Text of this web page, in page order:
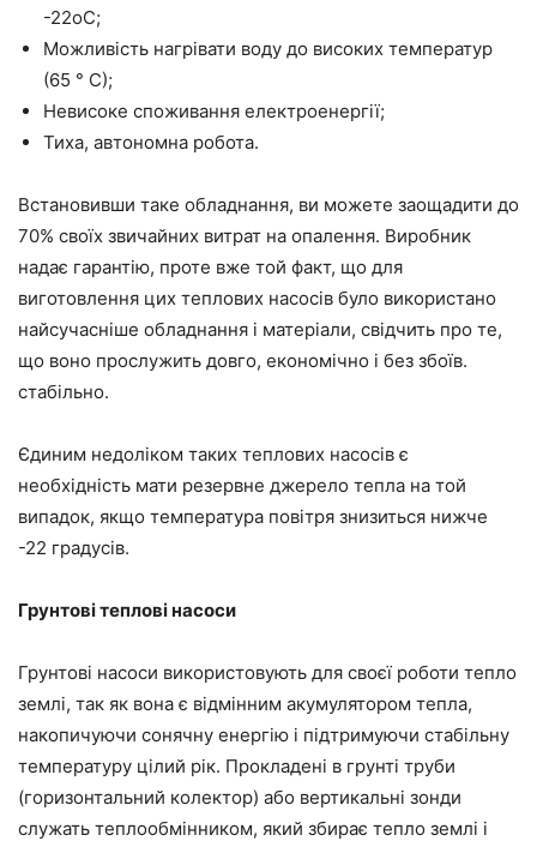
-22оС;
Можливість нагрівати воду до високих температур
(65 ° С);
Невисоке споживання електроенергії;
Тиха, автономна робота.
Встановивши таке обладнання, ви можете заощадити до
70% своїх звичайних витрат на опалення. Виробник
надає гарантію, проте вже той факт, що для
виготовлення цих теплових насосів було використано
найсучасніше обладнання і матеріали, свідчить про те,
що воно прослужить довго, економічно і без збоїв.
стабільно.
Єдиним недоліком таких теплових насосів є
необхідність мати резервне джерело тепла на той
випадок, якщо температура повітря знизиться нижче
-22 градусів.
Грунтові теплові насоси
Грунтові насоси використовують для своєї роботи тепло
землі, так як вона є відмінним акумулятором тепла,
накопичуючи сонячну енергію і підтримуючи стабільну
температуру цілий рік. Прокладені в грунті труби
(горизонтальний колектор) або вертикальні зонди
служать теплообмінником, який збирає тепло землі і